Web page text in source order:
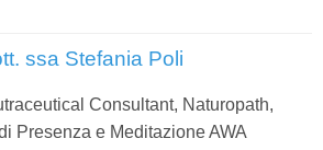
ssa Stefania Poli
Consultant, Naturopath,
Presenza e Meditazione AWA